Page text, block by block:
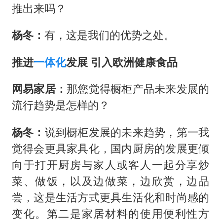
推出来吗？
杨冬： 有，这是我们的优势之处。
推进一体化发展 引入欧洲健康食品
网易家居： 那您觉得橱柜产品未来发展的
流行趋势是怎样的？
杨冬： 说到橱柜发展的未来趋势，第一我
觉得会更具家具化，国内厨房的发展更倾
向于打开厨房与家人或客人一起分享炒
菜、做饭，以及边做菜，边欣赏，边品
尝，这是生活方式更具生活化和时尚感的
变化。第二是家居材料的使用便利性方